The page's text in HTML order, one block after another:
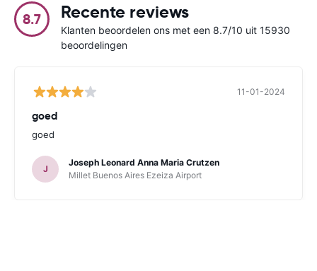
8.7 Recente reviews
Klanten beoordelen ons met een 8.7/10 uit 15930
beoordelingen
11-01-2024
goed
goed
J
Joseph Leonard Anna Maria Crutzen
Millet Buenos Aires Ezeiza Airport